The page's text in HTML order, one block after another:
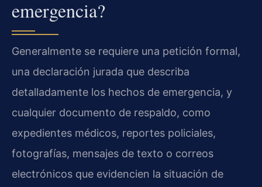
emergencia?
Generalmente se requiere una petición formal,
una declaración jurada que describa
detalladamente los hechos de emergencia, y
cualquier documento de respaldo, como
expedientes médicos, reportes policiales,
fotografías, mensajes de texto o correos
electrónicos que evidencien la situación de